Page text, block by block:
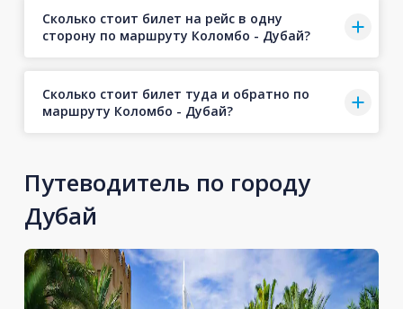
Сколько стоит билет на рейс в одну
сторону по маршруту Коломбо - Дубай?
Сколько стоит билет туда и обратно по
маршруту Коломбо - Дубай?
Путеводитель по городу
Дубай